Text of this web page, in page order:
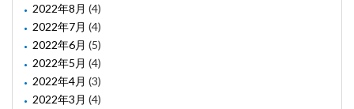
2022年8月 (4)
2022年7月 (4)
2022年6月 (5)
2022年5月 (4)
2022年4月 (3)
2022年3月 (4)